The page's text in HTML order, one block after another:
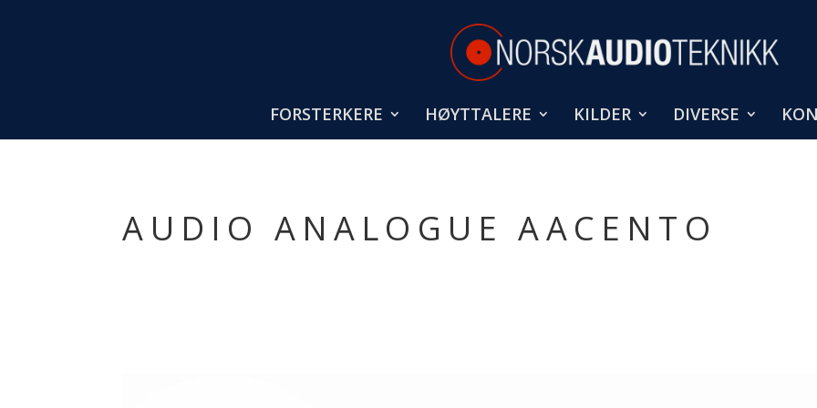
FORSTERKERE HØYTTALERE KILDER DIVERSE
AUDIO ANALOGUE AACENTO